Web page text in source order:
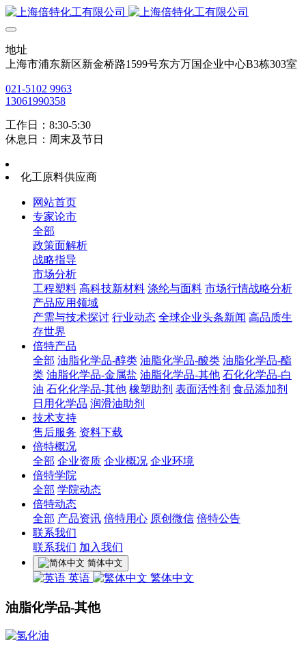
地址
上海市浦东新区新金桥路1599号东方万国企业中心B3栋303室
021-5102 9963
13061990358
工作日：8:30-5:30
休息日：周末及节日
化工原料供应商
网站首页
专家论市
全部
政策面解析
战略指导
市场分析
工程塑料 高科技新材料 涤纶与面料 市场行情战略分析
产品应用领域
产需与技术探讨 行业动态 全球企业头条新闻 高品质生
存世界
倍特产品
全部 油脂化学品-醇类 油脂化学品-酸类 油脂化学品-酯
类 油脂化学品-金属盐 油脂化学品-其他 石化化学品-白
油 石化化学品-其他 橡塑助剂 表面活性剂 食品添加剂
日用化学品 润滑油助剂
技术支持
售后服务 资料下载
倍特概况
全部 企业资质 企业概况 企业环境
倍特学院
全部 学院动态
倍特动态
全部 产品资讯 倍特用心 原创微信 倍特公告
联系我们
联系我们 加入我们
简体中文
英语 繁体中文
油脂化学品-其他